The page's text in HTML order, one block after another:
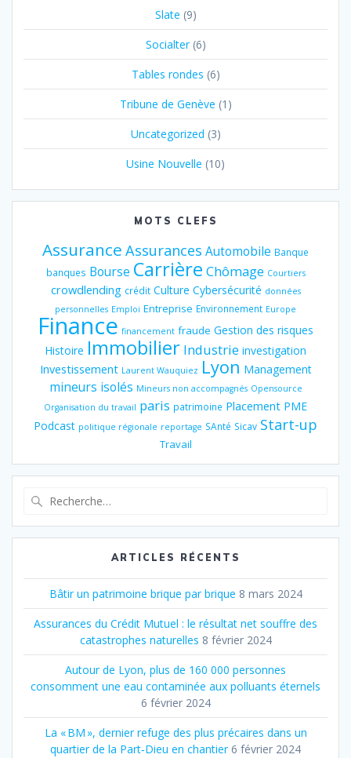
Slate (9)
Socialter(6)
Tables rondes (6)
Tribune de Genève (1)
Uncategorized (3)
Usine Nouvelle (10)
MOTS CLEFS
Assurance Assurances Automobile Banque
banques Bourse Carrière Chômage Courtiers
crowdlending crédit Culture Cybersécurité données
personnelles Emploi Entreprise Environnement Europe
Finance financement fraude Gestion des risques
Histoire Immobilier Industrie investigation
Investissement Laurent Wauquiez Lyon Management
mineurs isolés Mineurs non accompagnés Opensource
Organisation du travail paris patrimoine Placement PME
Podcast politique régionale reportage SAnté Sicav Start-up
Travail
:
ARTICLES RÉCENTS
Bâtir un patrimoine brique par brique 8 mars 2024
Assurances du Crédit Mutuel : le résultat net souffre des
catastrophes naturelles 8 février 2024
Autour de Lyon, plus de 160 000 personnes
consomment une eau contaminée aux polluants éternels
6 février 2024
La « BM », dernier refuge des plus précaires dans un
quartier de la Part‐Dieu en chantier 6 février 2024